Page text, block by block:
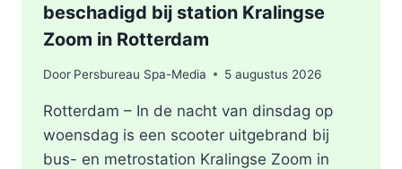
beschadigd bij station Kralingse
Zoom in Rotterdam
Door Persbureau Spa-Media 5 augustus 2026
Rotterdam – In de nacht van dinsdag op
woensdag is een scooter uitgebrand bij
bus- en metrostation Kralingse Zoom in